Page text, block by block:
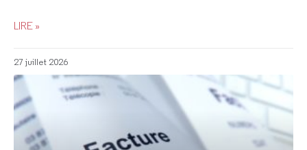
LIRE »
27 juillet 2026